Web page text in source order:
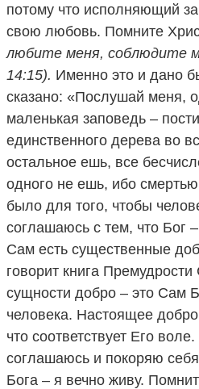
потому что исполняющий
свою любовь. Помните
любите меня, соблюдите
14:15). Именно это и дано
сказано: «Послушай меня,
маленькая заповедь –
единственного дерева во
остальное ешь, все
одного не ешь, ибо
было для того, чтобы
соглашаюсь с тем, что Бог
Сам есть существенные
говорит книга
сущности добро – это Сам
человека. Настоящее добро
что соответствует Его
соглашаюсь и покоряю
Бога – я вечно живу.